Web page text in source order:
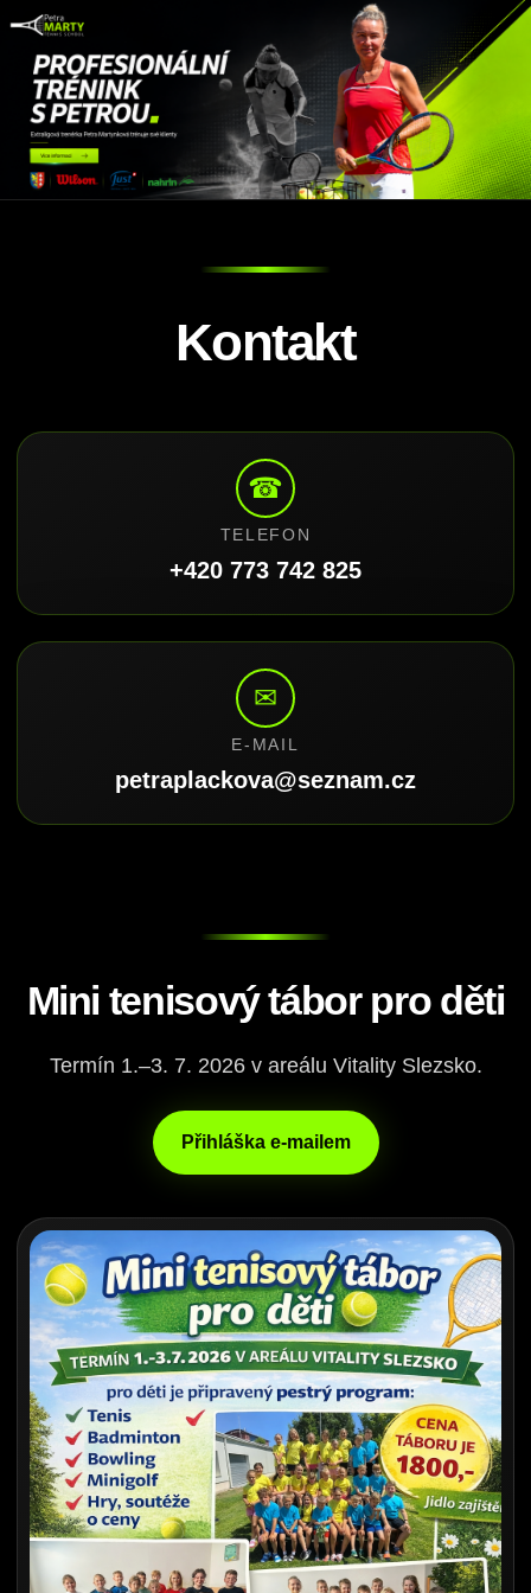
Kontakt
☎
TELEFON
+420 773 742 825
✉
E-MAIL
petraplackova@seznam.cz
Mini tenisový tábor pro děti
Termín 1.–3. 7. 2026 v areálu Vitality Slezsko.
Přihláška e-mailem